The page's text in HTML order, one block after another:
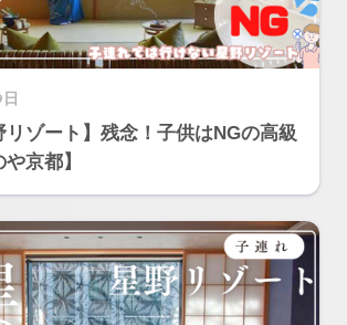
リゾート】残念！子供はNGの高級
京都】